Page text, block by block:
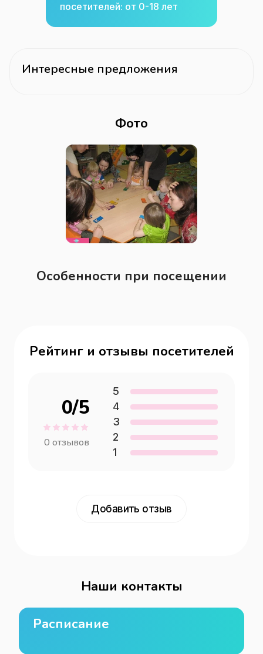
посетителей: от 0-18 лет
Интересные предложения
Фото
Особенности при посещении
Рейтинг и отзывы посетителей
0/5
0 отзывов
5
4
3
2
1
Добавить отзыв
Наши контакты
Расписание